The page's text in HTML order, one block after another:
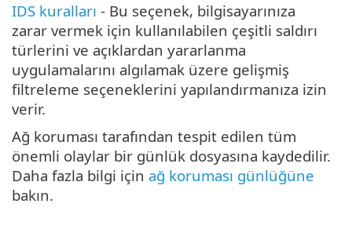
IDS kuralları - Bu seçenek, bilgisayarınıza
zarar vermek için kullanılabilen çeşitli saldırı
türlerini ve açıklardan yararlanma
uygulamalarını algılamak üzere gelişmiş
filtreleme seçeneklerini yapılandırmanıza izin
verir.
Ağ koruması tarafından tespit edilen tüm
önemli olaylar bir günlük dosyasına kaydedilir.
Daha fazla bilgi için ağ koruması günlüğüne
bakın.